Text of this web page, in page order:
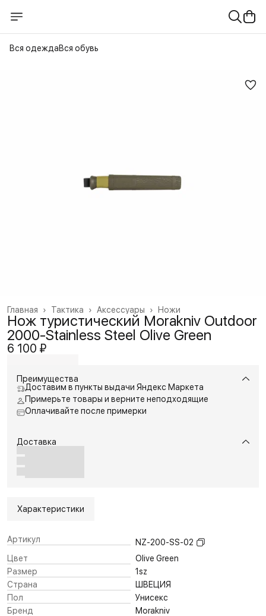
Вся одеждаВся обувь
Ножи
Аксессуары ›
Тактика ›
Главная ›
Нож туристический Morakniv Outdoor
2000-Stainless Steel Olive Green
6 100 ₽
Преимущества
Доставим в пункты выдачи Яндекс Маркета
Примерьте товары и верните неподходящие
Оплачивайте после примерки
Доставка
Характеристики
Артикул
NZ-200-SS-02
Цвет
Olive Green
Размер
1sz
Страна
ШВЕЦИЯ
Пол
Унисекс
Бренд
Morakniv